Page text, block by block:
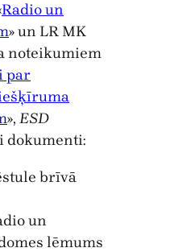
Radio un
» un LR MK
noteikumiem
par
», ESD
dokumenti:
brīvā
un
lēmums